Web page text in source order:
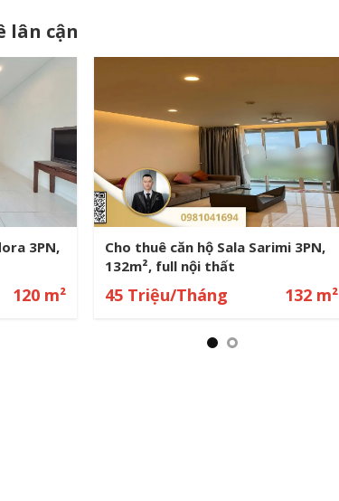
lân cận
88m²
viên
88 m²
Cho thuê căn hộ Sarina Sala 2PN
96m² full nội thất view Q1
28 Triệu/Tháng 96 m²